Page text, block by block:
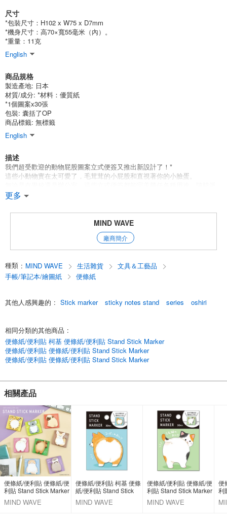
尺寸
*包裝尺寸：H102 x W75 x D7mm
*機身尺寸：高70×寬55毫米（內）。
*重量：11克
English
商品規格
製造產地: 日本
材質/成分: *材料：優質紙
*1個圖案x30張
包裝: 囊括了OP
商品標籤: 無標籤
English
描述
我們超受歡迎的動物屁股圖案立式便簽又推出新設計了！*
這些小動物實在太可愛了，毛茸茸的小屁股和直視著你的小臉蛋。
上用場。
Mind Wave 廣受歡迎的“立式便簽”是一款
方便實用的便簽，您可以自行組裝並立在桌面上。
它用途廣泛——無論是便條、私信還是群組留言，無論是在學校還是辦公
都能兼顧實用性與時尚設計。
這些令人舒心又可愛的設計極具吸引力，為你的桌面增添了一抹趣味。
它們不僅非常適合個人使用，也是絕佳的小禮物。
更多
MIND WAVE
廠商簡介
種類 : MIND WAVE 生活雜貨
文具＆工藝品
手帳/筆記本/繪圖紙
便條紙
其他人感興趣的 : Stick marker sticky notes stand series oshiri
相同分類的其他商品 :
便條紙/便利貼 柯基 便條紙/便利貼 Stand Stick Marker
便條紙/便利貼 便條紙/便利貼 Stand Stick Marker
便條紙/便利貼 便條紙/便利貼 Stand Stick Marker
相關產品
便條紙/便利貼 便條紙/便
利貼 Stand Stick Marker
MIND WAVE
便條紙/便利貼 柯基 便條
紙/便利貼 Stand Stick
Marker
MIND WAVE
便條紙/便利貼 便條紙/便
利貼 Stand Stick Marker
MIND WAVE
便
利